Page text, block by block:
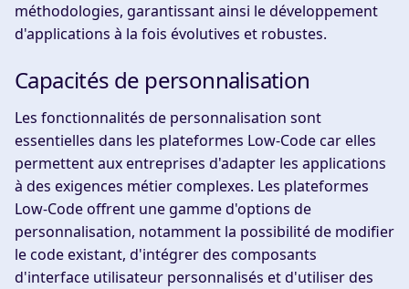
méthodologies, garantissant ainsi le développement
d'applications à la fois évolutives et robustes.
Capacités de personnalisation
Les fonctionnalités de personnalisation sont
essentielles dans les plateformes Low-Code car elles
permettent aux entreprises d'adapter les applications
à des exigences métier complexes. Les plateformes
Low-Code offrent une gamme d'options de
personnalisation, notamment la possibilité de modifier
le code existant, d'intégrer des composants
d'interface utilisateur personnalisés et d'utiliser des